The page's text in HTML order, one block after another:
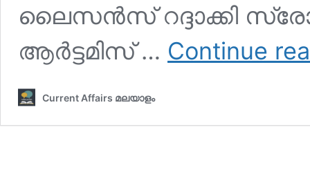
ലൈസന്‍സ് റദ്ദാക്കി
ആര്‍ട്ടമിസ് … Continue
Current Affairs മലയാളം